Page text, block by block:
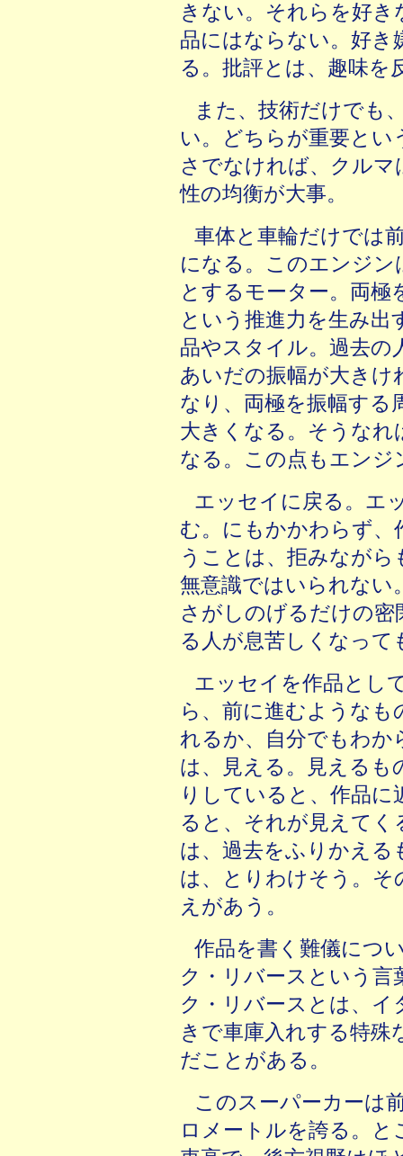
きない。それらを好
品にはならない。好き
る。批評とは、趣味を
また、技術だけでも
い。どちらが重要とい
さでなければ、クル
性の均衡が大事。
車体と車輪だけでは
になる。このエンジン
とするモーター。両極
という推進力を生み出
品やスタイル。過去の
あいだの振幅が大きけ
なり、両極を振幅する
大きくなる。そうなれ
なる。この点もエンジ
エッセイに戻る。エ
む。にもかかわらず
うことは、拒みなが
無意識ではいられない
さがしのげるだけの
る人が息苦しくなって
エッセイを作品とし
ら、前に進むような
れるか、自分でもわか
は、見える。見えるも
りしていると、作品
ると、それが見えて
は、過去をふりかえる
は、とりわけそう。
えがあう。
作品を書く難儀につ
ク・リバースという
ク・リバースとは、イ
きで車庫入れする特殊
だことがある。
このスーパーカーは
ロメートルを誇る。